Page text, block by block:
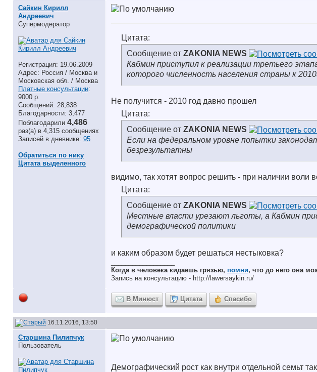
Сайкин Кирилл
Андреевич
Супермодератор
Регистрация: 19.06.2009
Адрес: Россия / Москва и
Московская обл. / Москва
Платные консультации:
9000 р.
Сообщений: 28,838
Благодарности: 3,477
Поблагодарили 4,486
раз(а) в 4,315 сообщениях
Записей в дневнике: 95
Обратиться по нику
Цитата выделенного
Цитата:
Сообщение от ZAKONIA NEWS
Кабмин приступил к реализации третьего
которого численность населения страны к
Не получится - 2010 год давно прошел
Цитата:
Сообщение от ZAKONIA NEWS
Если на федеральном уровне попытки
безрезультатны
видимо, так хотят вопрос решить - при наличии воли
Цитата:
Сообщение от ZAKONIA NEWS
Местные власти урезают льготы, а Кабмин
демографической политики
и каким образом будет решаться нестыковка?
Когда в человека кидаешь грязью, помни, что до него она
Запись на консультацию - http://lawersaykin.ru/
В Минюст Цитата Спасибо
16.11.2016, 13:50
Старшина Пилипчук
Пользователь
Демографический рост как внутри отдельной семьт